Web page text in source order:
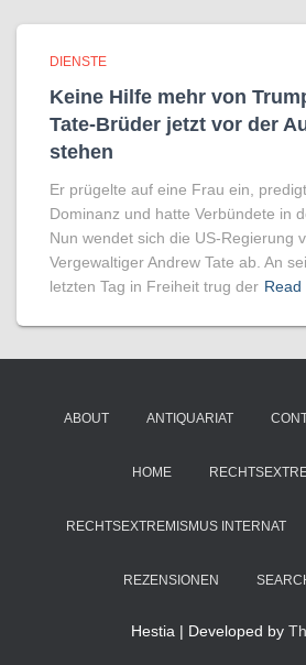
DIENSTE
Keine Hilfe mehr von
Tate-Brüder jetzt vor der
stehen
Er prügelte auf eine Frau ein,
Dominanz und hatte Verbündete in
Nun wendet sich die US-Regierung
Vergewaltiger Andrew Tate ab. An
letzten Tag in Freiheit trug der Read
ABOUT ANTIQUARIAT
HOME
RECHTSEXTREMISMUS INTERNAT
REZENSIONEN
Hestia | Developed by